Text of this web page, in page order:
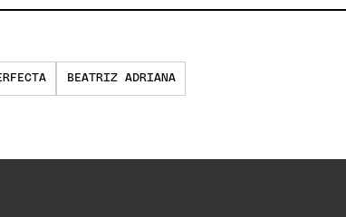
BEATRIZ ADRIANA